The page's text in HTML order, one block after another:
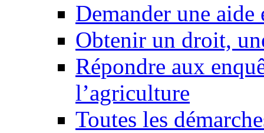
Demander une aide
Obtenir un droit,
Répondre aux
l’agriculture
Toutes les